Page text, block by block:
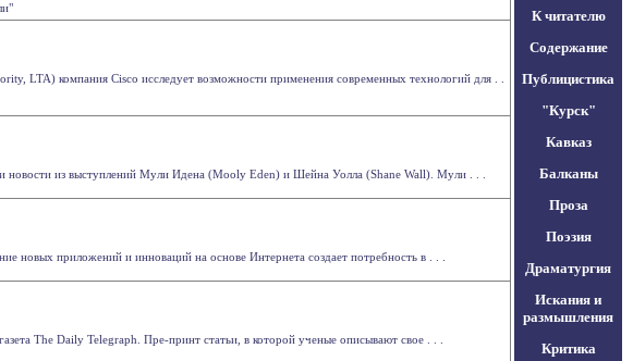
LTA) компания Cisco исследует возможности применения современных технологий для . .
из выступлений Мули Идена (Mooly Eden) и Шейна Уолла (Shane Wall). Мули . . .
новых приложений и инноваций на основе Интернета создает потребность в . . .
The Daily Telegraph. Пре-принт статьи, в которой ученые описывают свое . . .
К читателю
Содержание
Публицистика
"Курск"
Кавказ
Балканы
Проза
Поэзия
Драматургия
Искания и
размышления
Критика